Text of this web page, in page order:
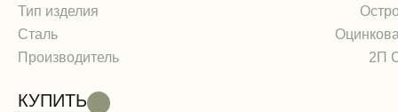
Тип изделия
Сталь
Производитель
2П
КУПИТЬ